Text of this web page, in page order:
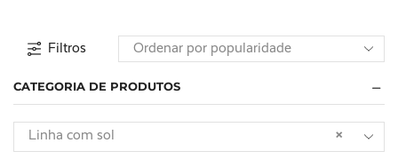
Filtros
CATEGORIA DE PRODUTOS
×
Linha com sol